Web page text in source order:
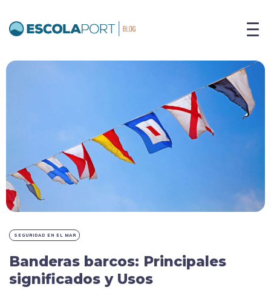
SEGURIDAD EN EL MAR
Banderas barcos: Principales
significados y Usos